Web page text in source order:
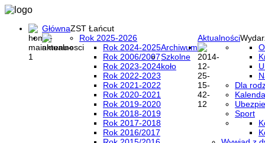
GłównaZST Łańcut
Aktualności
Rok 2025-2026
Archiwum
Rok 2024-2025
Rok 2006/2007
Rok 2023-2024
Rok 2022-2023
Rok 2021-2022
Rok 2020-2021
Rok 2019-2020
Rok 2018-2019
Rok 2017-2018
Rok 2016/2017
Szkolne
koło
Dla
Sport